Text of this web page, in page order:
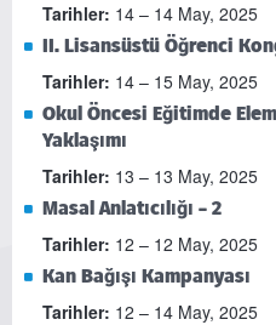
Tarihler: 14 – 14 May, 2025
II. Lisansüstü Öğrenci
Tarihler: 14 – 15 May, 2025
Okul Öncesi Eğitimde
Yaklaşımı
Tarihler: 13 – 13 May, 2025
Masal Anlatıcılığı – 2
Tarihler: 12 – 12 May, 2025
Kan Bağışı Kampanyası
Tarihler: 12 – 14 May, 2025